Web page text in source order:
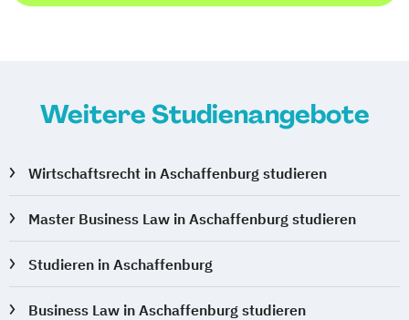
Weitere Studienangebote
Wirtschaftsrecht in Aschaffenburg studieren
Master Business Law in Aschaffenburg studieren
Studieren in Aschaffenburg
Business Law in Aschaffenburg studieren